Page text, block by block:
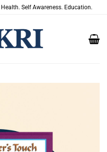
Self Awareness. Education.